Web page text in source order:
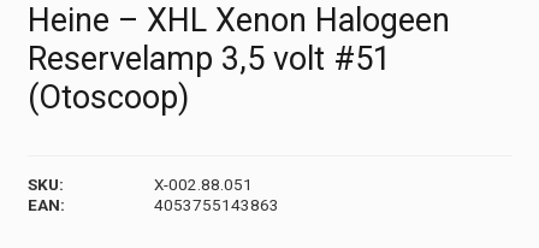
Heine – XHL Xenon Halogeen
Reservelamp 3,5 volt #51
(Otoscoop)
SKU:
X-002.88.051
EAN:
4053755143863